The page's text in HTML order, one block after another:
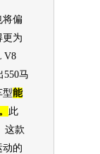
偏
更为
V8
550马
型能
此
这款
动的